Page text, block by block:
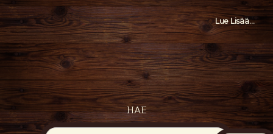
Lue Lisää...More
Tag
HAE